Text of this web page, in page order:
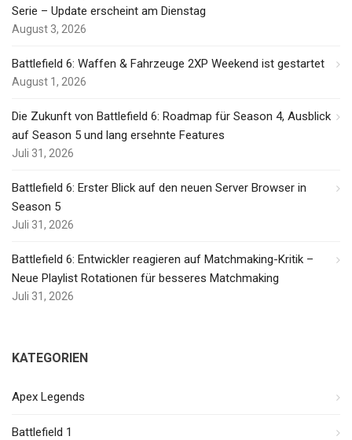
Serie – Update erscheint am Dienstag
August 3, 2026
Battlefield 6: Waffen & Fahrzeuge 2XP Weekend ist gestartet
August 1, 2026
Die Zukunft von Battlefield 6: Roadmap für Season 4, Ausblick
auf Season 5 und lang ersehnte Features
Juli 31, 2026
Battlefield 6: Erster Blick auf den neuen Server Browser in
Season 5
Juli 31, 2026
Battlefield 6: Entwickler reagieren auf Matchmaking-Kritik –
Neue Playlist Rotationen für besseres Matchmaking
Juli 31, 2026
KATEGORIEN
Apex Legends
Battlefield 1